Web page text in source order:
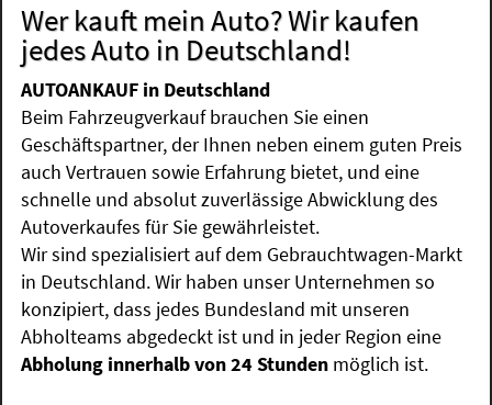
Wer kauft mein Auto? Wir kaufen
jedes Auto in Deutschland!
AUTOANKAUF in Deutschland
Beim Fahrzeugverkauf brauchen Sie einen
Geschäftspartner, der Ihnen neben einem guten Preis
auch Vertrauen sowie Erfahrung bietet, und eine
schnelle und absolut zuverlässige Abwicklung des
Autoverkaufes für Sie gewährleistet.
Wir sind spezialisiert auf dem Gebrauchtwagen-Markt
in Deutschland. Wir haben unser Unternehmen so
konzipiert, dass jedes Bundesland mit unseren
Abholteams abgedeckt ist und in jeder Region eine
Abholung innerhalb von 24 Stunden möglich ist.